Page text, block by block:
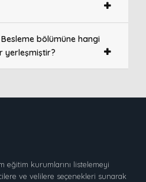
bölümüne hangi
yerleşmiştir?
eğitim kurumlarını listelemeyi
ve velilere seçenekleri sunarak